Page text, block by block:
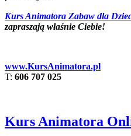
Kurs Animatora Zabaw dla
zapraszają właśnie Ciebie!
www.KursAnimatora.pl
T: 606 707 025
Kurs Animatora